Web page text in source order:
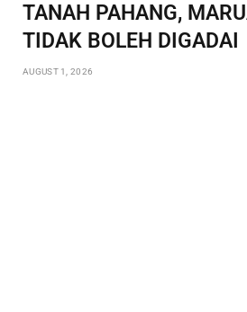
TANAH PAHANG,
TIDAK BOLEH DIGADAI
AUGUST 1, 2026